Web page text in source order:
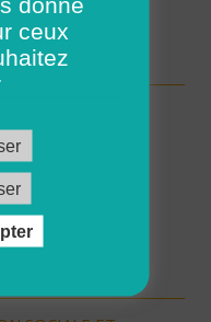
de
ceux